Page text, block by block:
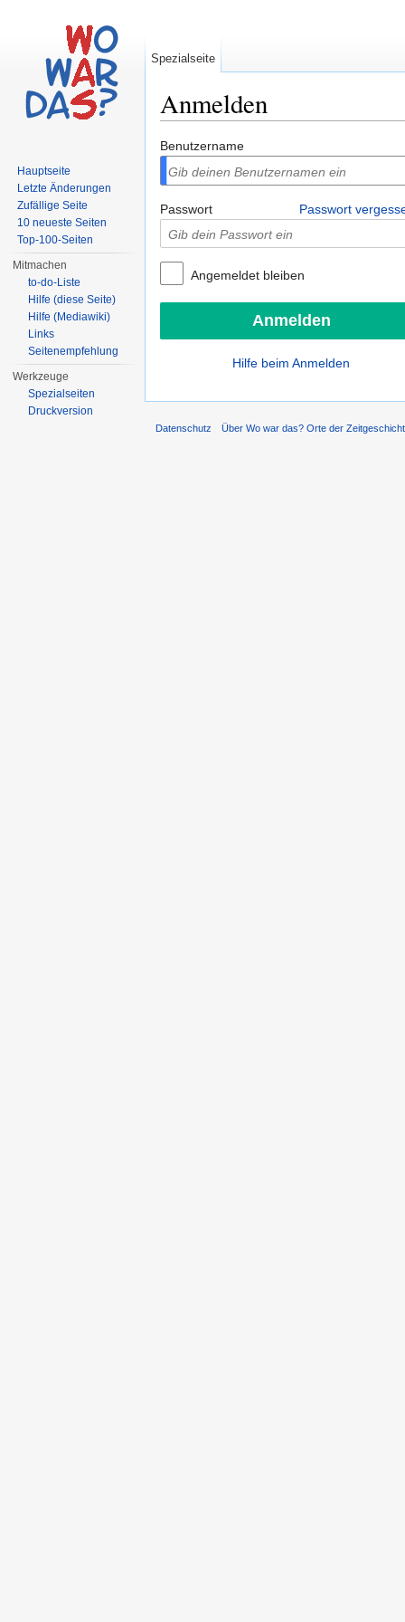
Anmelden
Benutzername
Passwort Passwort
Angemeldet bleiben
Hilfe beim Anmelden
Spezialseite
Hauptseite
Letzte Änderungen
Zufällige Seite
10 neueste Seiten
Top-100-Seiten
Mitmachen
to-do-Liste
Hilfe (diese Seite)
Hilfe (Mediawiki)
Links
Seitenempfehlung
Werkzeuge
Spezialseiten
Druckversion
Datenschutz Über Wo war das? Orte der